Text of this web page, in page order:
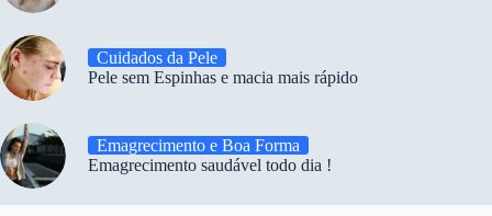
Cuidados da Pele
Pele sem Espinhas e macia mais rápido
Emagrecimento e Boa Forma
Emagrecimento saudável todo dia !